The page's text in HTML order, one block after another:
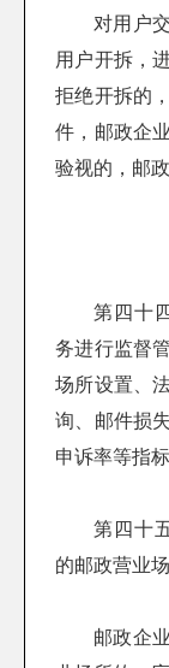
对用户
用户开拆，
拒绝开拆的
件，邮政企
验视的，邮
第四十
务进行监督
场所设置、
询、邮件损
申诉率等指
第四十
的邮政营业
邮政企